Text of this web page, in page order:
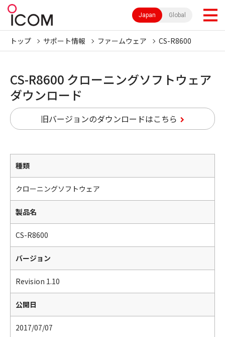
Japan Global
トップ サポート情報 ファームウェア CS-R8600
CS-R8600 クローニングソフトウェア
ダウンロード
旧バージョンのダウンロードはこちら
種類
クローニングソフトウェア
製品名
CS-R8600
バージョン
Revision 1.10
公開日
2017/07/07